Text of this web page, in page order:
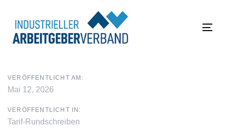
überspringen
primären
Navigation
springen
springen
VERÖFFENTLICHT AM:
Mai 12, 2026
VERÖFFENTLICHT IN:
Tarif-Rundschreiben